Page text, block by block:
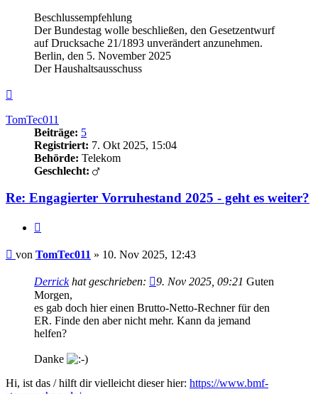
Beschlussempfehlung
Der Bundestag wolle beschließen, den Gesetzentwurf
auf Drucksache 21/1893 unverändert anzunehmen.
Berlin, den 5. November 2025
Der Haushaltsausschuss
TomTec011
Beiträge: 5
Registriert: 7. Okt 2025, 15:04
Behörde: Telekom
Geschlecht:
Re: Engagierter Vorruhestand 2025 - geht es weiter?
Beitrag
von TomTec011 » 10. Nov 2025, 12:43
Derrickhat geschrieben: 9. Nov 2025, 09:21 Guten
Morgen,
es gab doch hier einen Brutto-Netto-Rechner für den
ER. Finde den aber nicht mehr. Kann da jemand
helfen?
Danke
Hi, ist das / hilft dir vielleicht dieser hier: https://www.bmf-